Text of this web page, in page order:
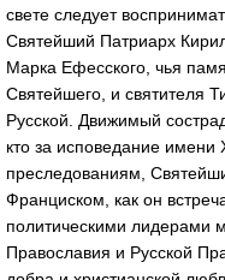
свете следует
Святейший Патриарх
Марка Ефесского, чья
Святейшего, и святителя
Русской. Движимый
кто за исповедание имени
преследованиям,
Франциском, как он
политическими лидерами
Православия и Русской